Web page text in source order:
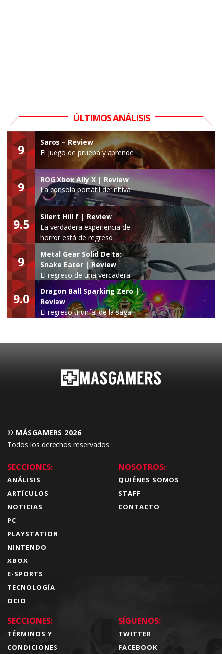
ÚLTIMOS ANÁLISIS
9
Saros – Review
El juego de prueba y aprende
9
ROG Xbox Ally X | Review
La consola portátil definitiva
9.5
Silent Hill f | Review
La verdadera experiencia de
horror está de regreso
9
Metal Gear Solid Delta:
Snake Eater | Review
El regreso de una verdadera
leyenda
9.0
Dragon Ball Sparking Zero |
Review
El regreso triunfal de la saga
© MÁSGAMERS 2026
Todos los derechos reservados
SECCIONES:
ANÁLISIS
ARTÍCULOS
NOTICIAS
PC
PLAYSTATION
NINTENDO
XBOX
E-SPORTS
TECNOLOGÍA
OCIO
NOSOTROS:
QUIÉNES SOMOS
STAFF
CONTACTO
SECCIONES:
TÉRMINOS Y
CONDICIONES
SÍGUENOS:
TWITTER
FACEBOOK